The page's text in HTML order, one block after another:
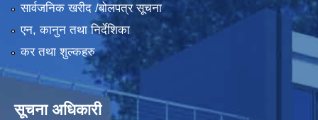
सार्वजनिक खरीद /बोलपत्र सूचना
एन, कानुन तथा निर्देशिका
कर तथा शुल्कहरु
सूचना अधिकारी